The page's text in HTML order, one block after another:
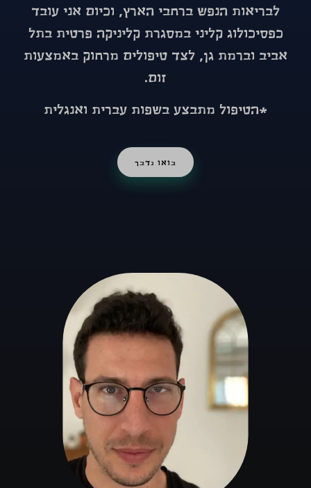
לבריאות הנפש ברחבי הארץ, וכיום אני עובד
כפסיכולוג קליני במסגרת קליניקה פרטית בתל
אביב וברמת גן, לצד טיפולים מרחוק באמצעות
זום.
*הטיפול מתבצע בשפות עברית ואנגלית
בואו נדבר